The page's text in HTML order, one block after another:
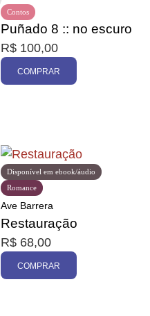
Contos
Puñado 8 :: no escuro
R$ 100,00
COMPRAR
Disponível em ebook/áudio
Romance
Ave Barrera
Restauração
R$ 68,00
COMPRAR